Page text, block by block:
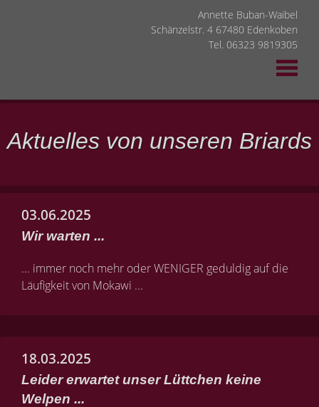
Annette Buban-Waibel
Schänzelstr. 4 67480 Edenkoben
Tel. 06323 9819305
Aktuelles von unseren Briards
03.06.2025
Wir warten ...
... immer noch mehr oder WENIGER geduldig auf die
Läufigkeit von Mokawi ...
18.03.2025
Leider erwartet unser Lüttchen keine
Welpen ...